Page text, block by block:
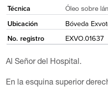
Técnica
Óleo sobre
Ubicación
Bóveda
No. registro
EXVO.01637
Al Señor del Hospital.
En la esquina superior